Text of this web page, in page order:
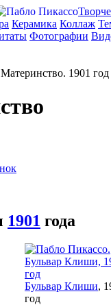
Керамика Коллаж
Фотографии
1901 года
Бульвар Клиши,
год